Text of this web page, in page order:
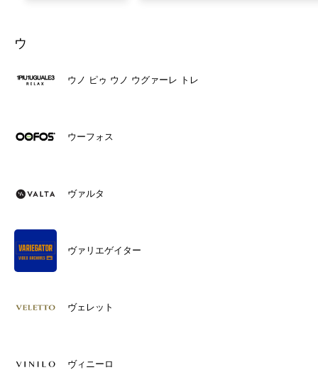
ウ
ウノ ピゥ ウノ ウグァーレ トレ
ウーフォス
ヴァルタ
ヴァリエゲイター
ヴェレット
ヴィニーロ